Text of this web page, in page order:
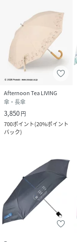
Afternoon Tea LIVING
傘・長傘
3,850円
700ポイント(20%ポイント
バック)